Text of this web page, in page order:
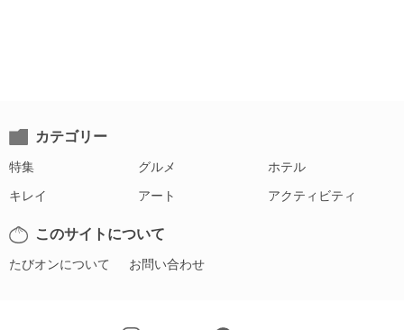
カテゴリー
特集 グルメ ホテル
キレイ アート アクティビティ
このサイトについて
たびオンについて お問い合わせ